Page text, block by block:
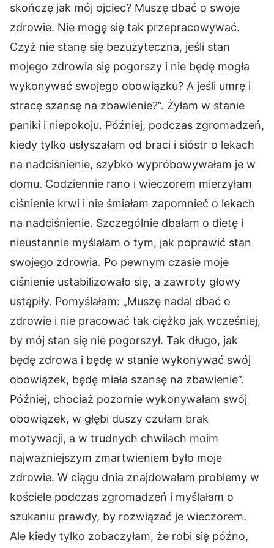
skończę jak mój ojciec? Muszę dbać o swoje
zdrowie. Nie mogę się tak przepracowywać.
Czyż nie stanę się bezużyteczna, jeśli stan
mojego zdrowia się pogorszy i nie będę mogła
wykonywać swojego obowiązku? A jeśli umrę i
stracę szansę na zbawienie?”. Żyłam w stanie
paniki i niepokoju. Później, podczas zgromadzeń,
kiedy tylko usłyszałam od braci i sióstr o lekach
na nadciśnienie, szybko wypróbowywałam je w
domu. Codziennie rano i wieczorem mierzyłam
ciśnienie krwi i nie śmiałam zapomnieć o lekach
na nadciśnienie. Szczególnie dbałam o dietę i
nieustannie myślałam o tym, jak poprawić stan
swojego zdrowia. Po pewnym czasie moje
ciśnienie ustabilizowało się, a zawroty głowy
ustąpiły. Pomyślałam: „Muszę nadal dbać o
zdrowie i nie pracować tak ciężko jak wcześniej,
by mój stan się nie pogorszył. Tak długo, jak
będę zdrowa i będę w stanie wykonywać swój
obowiązek, będę miała szansę na zbawienie”.
Później, chociaż pozornie wykonywałam swój
obowiązek, w głębi duszy czułam brak
motywacji, a w trudnych chwilach moim
najważniejszym zmartwieniem było moje
zdrowie. W ciągu dnia znajdowałam problemy w
kościele podczas zgromadzeń i myślałam o
szukaniu prawdy, by rozwiązać je wieczorem.
Ale kiedy tylko zobaczyłam, że robi się późno,